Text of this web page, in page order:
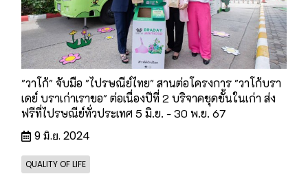
"วาโก้" จับมือ "ไปรษณีย์ไทย" สานต่อโครงการ "วาโก้บรา
เดย์ บราเก่าเราขอ" ต่อเนื่องปีที่ 2 บริจาคชุดชั้นในเก่า ส่ง
ฟรีที่ไปรษณีย์ทั่วประเทศ 5 มิ.ย. - 30 พ.ย. 67
9 มิ.ย. 2024
QUALITY OF LIFE